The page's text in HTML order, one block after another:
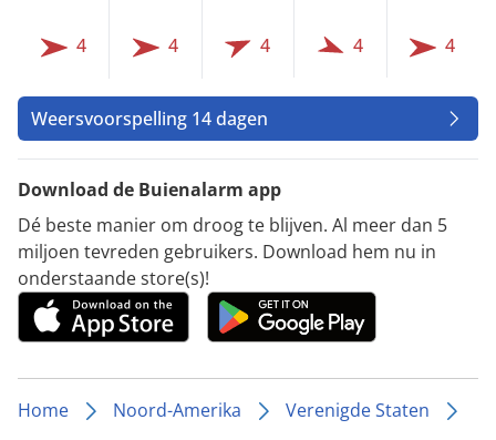
4 4 4 4 4
Weersvoorspelling 14 dagen
Download de Buienalarm app
Dé beste manier om droog te blijven. Al meer dan 5
miljoen tevreden gebruikers. Download hem nu in
onderstaande store(s)!
Home Noord-Amerika
Verenigde Staten